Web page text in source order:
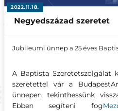
Negyedszázad szeretet
2022.11.18.
Jubileumi ünnep a 25 éves
A Baptista Szeretetszolgálat
szeretettel vár a
ünnepen tekinthessünk
Ebben segíteni fog